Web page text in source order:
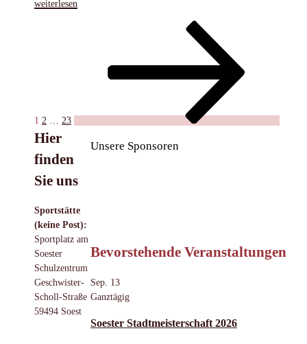
„Berührungsängste
weiterlesen
1 2 23
Unsere Sponsoren
Bevorstehende Veranstaltungen
Sep. 13
Ganztägig
Soester Stadtmeisterschaft 2026
Hier
finden
Sie uns
Sportstätte
(keine Post):
Sportplatz am
Soester
Schulzentrum
Geschwister-
Scholl-Straße
59494 Soest